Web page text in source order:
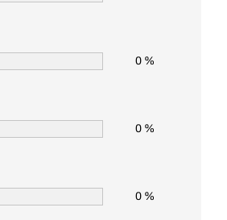
0 %
0 %
0 %